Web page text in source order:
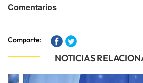
Comentarios
Comparte:
NOTICIAS